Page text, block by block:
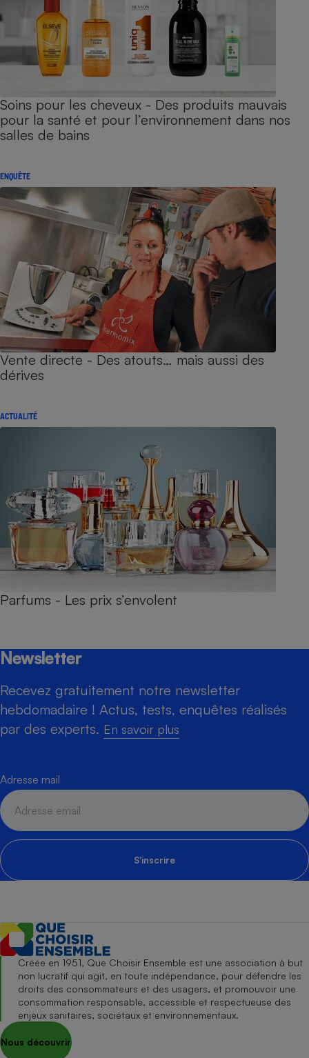
Soins pour les cheveux - Des produits mauvais
pour la santé et pour l’environnement dans nos
salles de bains
ENQUÊTE
Vente directe - Des atouts… mais aussi des
dérives
ACTUALITÉ
Parfums - Les prix s’envolent
Newsletter
Recevez gratuitement notre newsletter
hebdomadaire ! Actus, tests, enquêtes réalisés
par des experts. En savoir plus
Adresse mail
S'inscrire
Créée en 1951, Que Choisir Ensemble est une association à but
non lucratif qui agit, en toute indépendance, pour défendre les
droits des consommateurs et des usagers, et promouvoir une
consommation responsable, accessible et respectueuse des
enjeux sanitaires, sociétaux et environnementaux.
Nous découvrir